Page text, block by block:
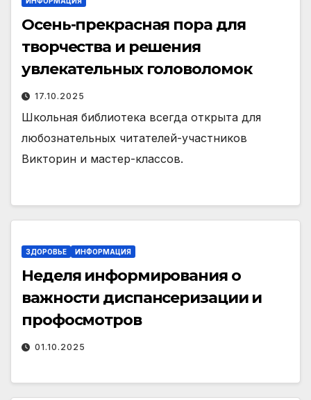
Осень-прекрасная пора для
творчества и решения
увлекательных головоломок
17.10.2025
Школьная библиотека всегда открыта для
любознательных читателей-участников
Викторин и мастер-классов.
ЗДОРОВЬЕ ИНФОРМАЦИЯ
Неделя информирования о
важности диспансеризации и
профосмотров
01.10.2025